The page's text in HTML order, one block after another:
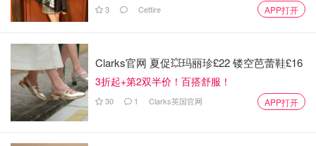
3 Cettire APP打开
Clarks官网 夏促💥玛丽珍£22 镂空芭蕾鞋£16
3折起+第2双半价！百搭舒服！
30 1 Clarks英国官网 APP打开